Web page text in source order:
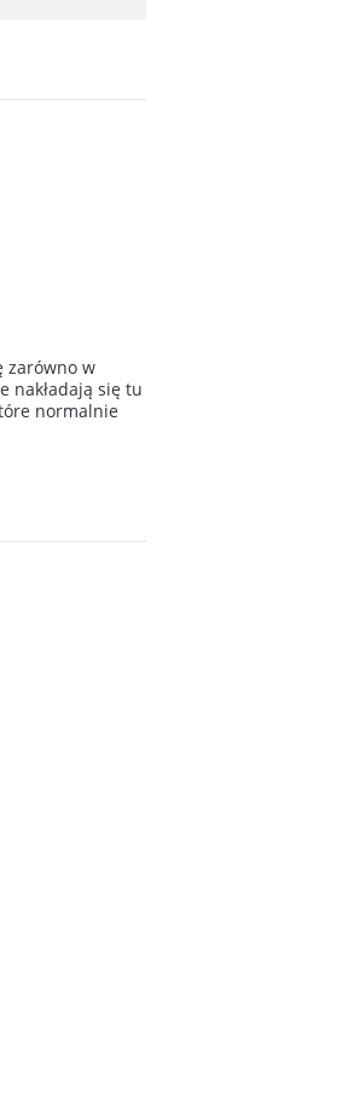
zarówno w
nakładają się tu
normalnie